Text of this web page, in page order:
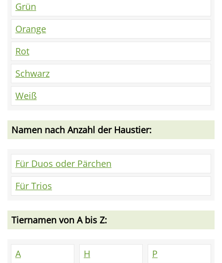
Grün
Orange
Rot
Schwarz
Weiß
Namen nach Anzahl der Haustier:
Für Duos oder Pärchen
Für Trios
Tiernamen von A bis Z:
A
H
P